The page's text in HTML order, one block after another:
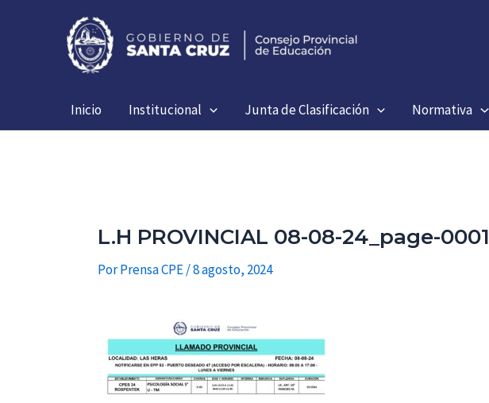
Inicio Institucional Junta de Clasificación Normativa
L.H PROVINCIAL 08-08-24_page-0001
PorPrensa CPE/8 agosto, 2024